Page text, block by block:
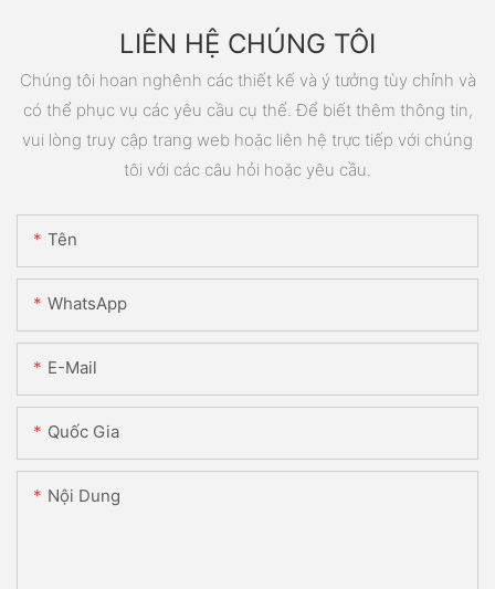
LIÊN HỆ CHÚNG TÔI
Chúng tôi hoan nghênh các thiết kế và ý tưởng tùy chỉnh và
có thể phục vụ các yêu cầu cụ thể. Để biết thêm thông tin,
vui lòng truy cập trang web hoặc liên hệ trực tiếp với chúng
tôi với các câu hỏi hoặc yêu cầu.
Tên
WhatsApp
E-Mail
Quốc Gia
Nội Dung